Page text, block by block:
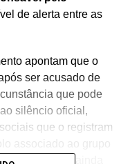
de alerta entre as
apontam que o
ser acusado de
que pode
silêncio oficial,
que o registram
que complica ainda